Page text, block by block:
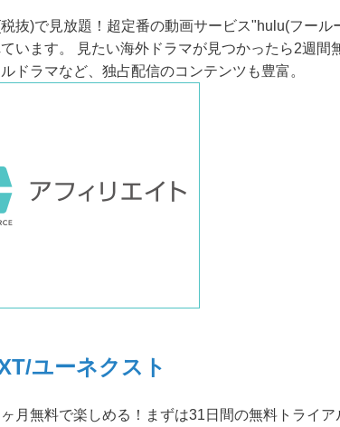
抜)で見放題！超定番の動画サービス"hulu(フー
います。 見たい海外ドラマが見つかったら2週間
ドラマなど、独占配信のコンテンツも豊富。
ユーネクスト
月無料で楽しめる！まずは31日間の無料トライ